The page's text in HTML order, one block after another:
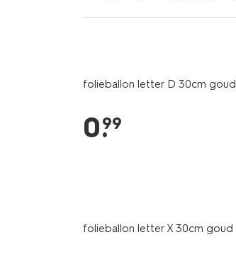
folieballon letter D 30cm goud
0.
99
folieballon letter X 30cm goud